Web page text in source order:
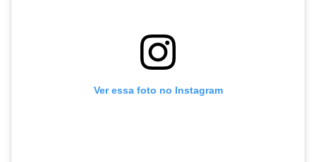
Ver essa foto no Instagram